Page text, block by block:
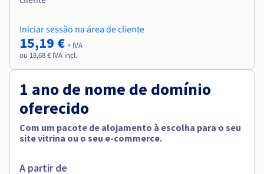
Iniciar sessão na área de cliente
15,19 € + IVA
ou 18,68 € IVA incl.
1 ano de nome de domínio
oferecido
Com um pacote de alojamento à escolha para o seu
site vitrina ou o seu e-commerce.
A partir de